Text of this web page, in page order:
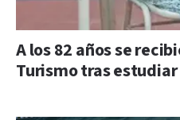
A los 82 años se
Turismo tras